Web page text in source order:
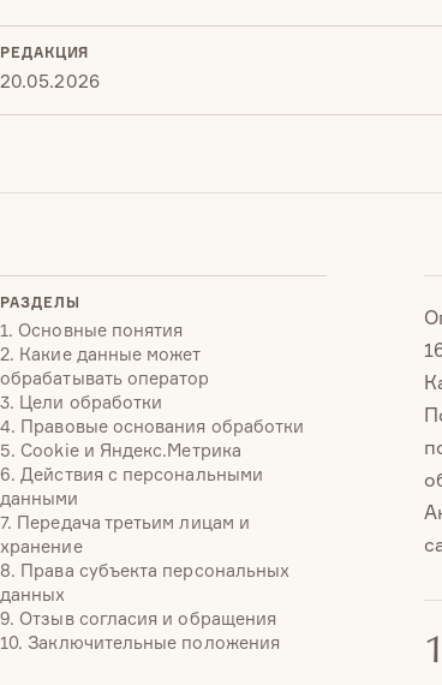
РЕДАКЦИЯ
20.05.2026
РАЗДЕЛЫ
1. Основные понятия
2. Какие данные может
обрабатывать оператор
3. Цели обработки
4. Правовые основания обработки
5. Cookie и Яндекс.Метрика
6. Действия с персональными
данными
7. Передача третьим лицам и
хранение
8. Права субъекта персональных
данных
9. Отзыв согласия и обращения
10. Заключительные положения